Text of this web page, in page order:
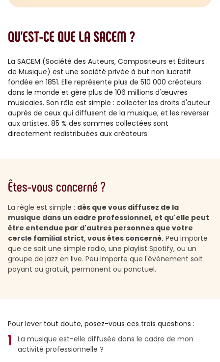
QU'EST-CE QUE LA SACEM ?
La SACEM (Société des Auteurs, Compositeurs et Éditeurs
de Musique) est une société privée à but non lucratif
fondée en 1851. Elle représente plus de 510 000 créateurs
dans le monde et gère plus de 106 millions d'œuvres
musicales. Son rôle est simple : collecter les droits d'auteur
auprès de ceux qui diffusent de la musique, et les reverser
aux artistes. 85 % des sommes collectées sont
directement redistribuées aux créateurs.
Êtes-vous concerné ?
La règle est simple : dès que vous diffusez de la
musique dans un cadre professionnel, et qu'elle peut
être entendue par d'autres personnes que votre
cercle familial strict, vous êtes concerné. Peu importe
que ce soit une simple radio, une playlist Spotify, ou un
groupe de jazz en live. Peu importe que l'événement soit
payant ou gratuit, permanent ou ponctuel.
Pour lever tout doute, posez-vous ces trois questions :
La musique est-elle diffusée dans le cadre de mon
activité professionnelle ?